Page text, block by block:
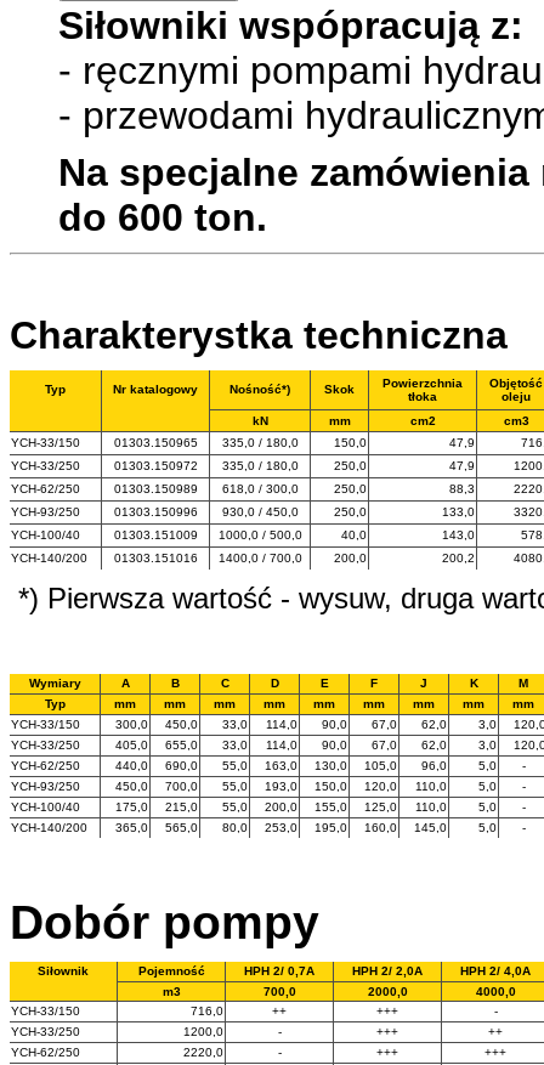
Siłowniki wspópracują z:
- ręcznymi pompami
- przewodami
Na specjalne
do 600 ton.
Charakterystka techniczna
Typ Nr katalogowy Nośność*) Skok
Powierzchnia
tłoka
Objętość
oleju
kN
mm cm2
cm3
YCH-33/150
01303.150965 335,0 / 180,0 150,0 47,9
YCH-33/250
01303.150972 335,0 / 180,0 250,0 47,9
YCH-62/250
01303.150989 618,0 / 300,0 250,0 88,3
YCH-93/250
01303.150996 930,0 / 450,0 250,0 133,0
YCH-100/40
01303.151009 1000,0 / 500,0 40,0 143,0
YCH-140/200
01303.151016 1400,0 / 700,0 200,0 200,2
*) Pierwsza wartość - wysuw, druga
Wymiary A B C D E F J K
M
Typ
mm mm mm mm mm mm mm mm
mm
YCH-33/150
300,0 450,0 33,0 114,0 90,0 67,0 62,0 3,0
YCH-33/250
405,0 655,0 33,0 114,0 90,0 67,0 62,0 3,0
YCH-62/250
440,0 690,0 55,0 163,0 130,0 105,0 96,0 5,0
-
YCH-93/250
450,0 700,0 55,0 193,0 150,0 120,0 110,0 5,0
-
YCH-100/40
175,0 215,0 55,0 200,0 155,0 125,0 110,0 5,0
-
YCH-140/200
365,0 565,0 80,0 253,0 195,0 160,0 145,0 5,0 -
Dobór pompy
Siłownik Pojemność HPH 2/ 0,7A HPH 2/ 2,0A
HPH 2/ 4,0A
m3
700,0 2000,0
4000,0
YCH-33/150
716,0 ++ +++
-
YCH-33/250
1200,0 - +++
++
YCH-62/250
2220,0 - +++
+++